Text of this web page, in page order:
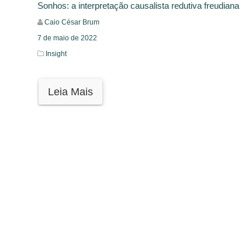
Sonhos: a interpretação causalista redutiva freudiana
Caio César Brum
7 de maio de 2022
Insight
Leia Mais